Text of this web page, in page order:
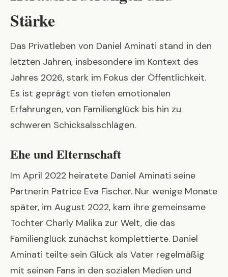
Stärke
Das Privatleben von Daniel Aminati stand in den
letzten Jahren, insbesondere im Kontext des
Jahres 2026, stark im Fokus der Öffentlichkeit.
Es ist geprägt von tiefen emotionalen
Erfahrungen, von Familienglück bis hin zu
schweren Schicksalsschlägen.
Ehe und Elternschaft
Im April 2022 heiratete Daniel Aminati seine
Partnerin Patrice Eva Fischer. Nur wenige Monate
später, im August 2022, kam ihre gemeinsame
Tochter Charly Malika zur Welt, die das
Familienglück zunächst komplettierte. Daniel
Aminati teilte sein Glück als Vater regelmäßig
mit seinen Fans in den sozialen Medien und